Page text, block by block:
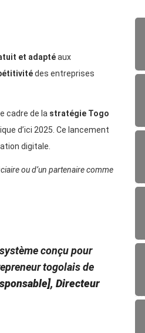
et adaptéaux
des entreprises
cadre de la stratégie Togo
d’ici 2025. Ce lancement
digitale.
ou d’un partenaire comme
conçu pour
togolais de
Directeur